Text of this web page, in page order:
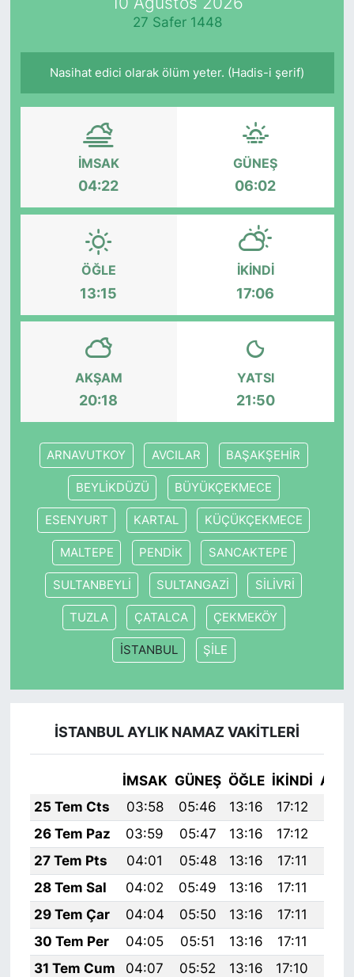
27 Safer 1448
Nasihat edici olarak ölüm yeter. (Hadis-i şerif)
İMSAK
04:22
GÜNEŞ
06:02
ÖĞLE
13:15
İKINDI
17:06
AKŞAM
20:18
YATSI
21:50
ARNAVUTKOY AVCILAR BAŞAKŞEHİR
BEYLİKDÜZÜ BÜYÜKÇEKMECE
ESENYURT KARTAL KÜÇÜKÇEKMECE
MALTEPE PENDİK SANCAKTEPE
SULTANBEYLİ SULTANGAZİ SİLİVRİ
TUZLA ÇATALCA ÇEKMEKÖY
İSTANBUL ŞİLE
İSTANBUL AYLIK NAMAZ VAKITLERI
İMSAK GÜNEŞ ÖĞLE İKINDI
25 Tem Cts
03:58 05:46 13:16 17:12
26 Tem Paz
03:59 05:47 13:16 17:12
27 Tem Pts
04:01 05:48 13:16 17:11
28 Tem Sal
04:02 05:49 13:16 17:11
29 Tem Çar
04:04 05:50 13:16 17:11
30 Tem Per
04:05 05:51 13:16 17:11
31 Tem Cum
04:07 05:52 13:16 17:10